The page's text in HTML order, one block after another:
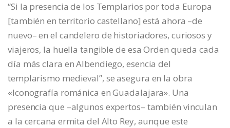
“Si la presencia de los Templarios por toda Europa
[también en territorio castellano] está ahora –de
nuevo– en el candelero de historiadores, curiosos y
viajeros, la huella tangible de esa Orden queda cada
día más clara en Albendiego, esencia del
templarismo medieval”, se asegura en la obra
«Iconografía románica en Guadalajara». Una
presencia que –algunos expertos– también vinculan
a la cercana ermita del Alto Rey, aunque este